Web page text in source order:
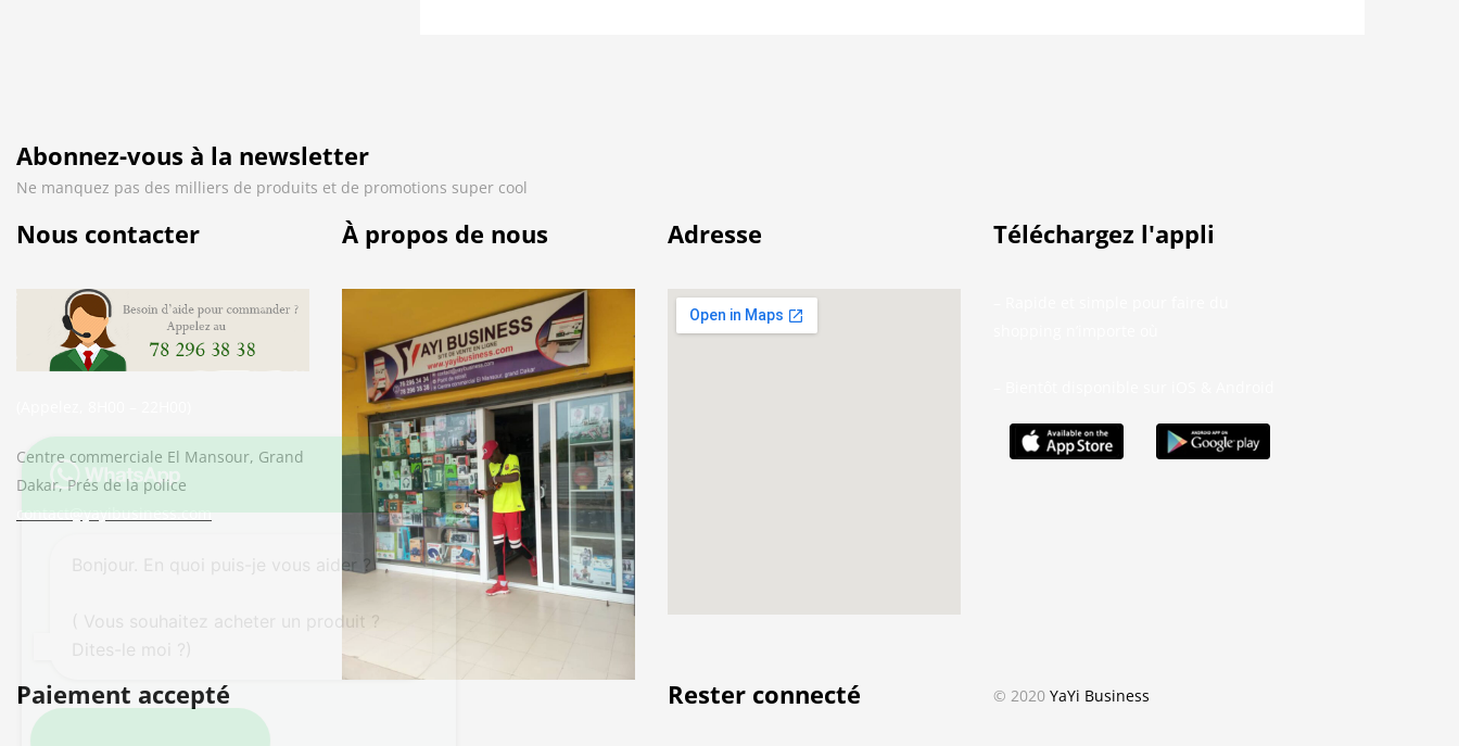
Abonnez-vous à la newsletter
Ne manquez pas des milliers de produits et de promotions super cool
Nous contacter
Centre commerciale El Mansour, Grand
Dakar, Prés de la police
contact@yayibusiness.com
À propos de nous Adresse Téléchargez l'appli
Paiement accepté Rester connecté © 2020 YaYi Business
Bonjour. En quoi puis-je vous aider ?
( Vous souhaitez acheter un produit ?
Dites-le moi ?)